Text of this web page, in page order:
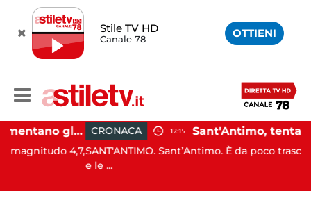
Stile TV HD
Canale 78 OTTIENI
Campi Flegrei, aumentano gli sfollati e infuria lo scontro politico
4,7,
CRONACA 12:15
SANT'ANTIMO. Sant’Antimo. È da poco trascorso il